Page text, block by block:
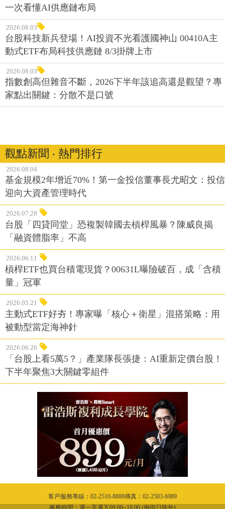
一次看懂AI供應鏈布局
2026.08.03
台股科技新兵登場！AI投資不光看護國神山 00410A主
動式ETF布局科技供應鏈 8/3掛牌上市
2026.08.03
指數創高但雜音不斷，2026下半年該追高還是觀望？專
家點出關鍵：分散不是口號
觀點新聞 ‧ 熱門排行
2026.08.04
基金規模2年增近70%！第一金投信董事長尤昭文：投信
迎向大資產管理時代
2026.07.28
台股「四貸同堂」恐複製韓國去槓桿風暴？陳威良揭
「融資體脂率」不高
2026.06.11
槓桿ETF也買台積電現貨？00631L曝險破百，成「含積
量」冠軍
2026.05.21
主動式ETF好夯！專家曝「核心＋衛星」混搭策略：用
被動型當定海神針
2026.06.26
「台股上看5萬5？」產業隊長張捷：AI重新定價台股！
下半年聚焦3大關鍵零組件
客戶服務專線：02-2510-8888傳真：02-2503-6989
服務時間：週一至週五09:00~18:00 (例假日除外)